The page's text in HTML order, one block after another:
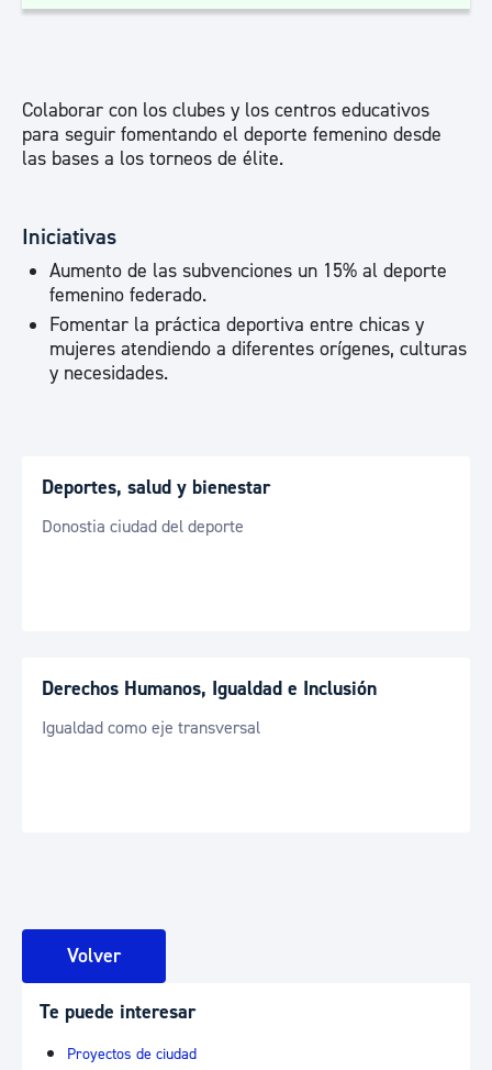
Colaborar con los clubes y los centros educativos
para seguir fomentando el deporte femenino desde
las bases a los torneos de élite.
Iniciativas
Aumento de las subvenciones un 15% al deporte
femenino federado.
Fomentar la práctica deportiva entre chicas y
mujeres atendiendo a diferentes orígenes, culturas
y necesidades.
Deportes, salud y bienestar
Donostia ciudad del deporte
Derechos Humanos, Igualdad e Inclusión
Igualdad como eje transversal
Volver
Te puede interesar
Proyectos de ciudad